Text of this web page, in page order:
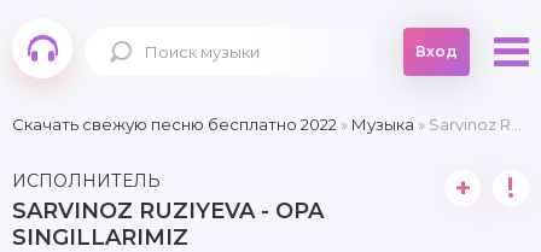
Вход
Скачать свежую песню бесплатно 2022 » Музыка » Sarvinoz Ruziyeva - Opa singillarimiz
ИСПОЛНИТЕЛЬ
SARVINOZ RUZIYEVA - OPA
SINGILLARIMIZ
+ !